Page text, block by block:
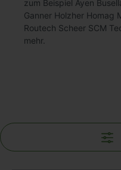
zum Beispiel Ayen
Ganner Holzher Homag
Routech Scheer SCM
mehr.